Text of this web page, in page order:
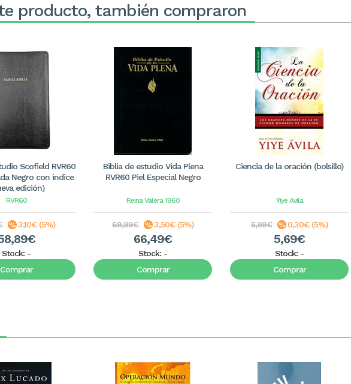
producto, también compraron
Scofield RVR60
Negro con indice
edición)
RVR60
3,10€ (5%)
Stock: -
Comprar
Biblia de estudio Vida Plena
RVR60 Piel Especial Negro
Reina Valera 1960
69,99€ 3,50€ (5%)
66,49€
Stock: -
Comprar
Ciencia de la oración (bolsillo)
Yiye Avila
5,99€ 0,30€ (5%)
5,69€
Stock: -
Comprar